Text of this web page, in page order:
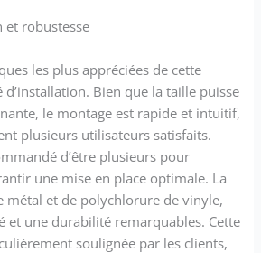
et robustesse
les plus appréciées de cette
d’installation. Bien que la taille puisse
le montage est rapide et intuitif,
plusieurs utilisateurs satisfaits.
d’être plusieurs pour
une mise en place optimale. La
métal et de polychlorure de vinyle,
et une durabilité remarquables. Cette
soulignée par les clients,